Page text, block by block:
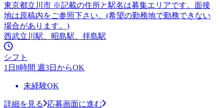
東京都立川市 ※記載の住所と駅名は募集エリアです。面接
地は原稿内をご参照下さい。(希望の勤務地で勤務できない
場合があります。)
西武立川駅、昭島駅、拝島駅
シフト
1日8時間 週3日からOK
未経験OK
詳細を見る 応募画面に進む